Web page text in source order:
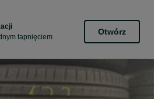
tapnięciem
Otwórz